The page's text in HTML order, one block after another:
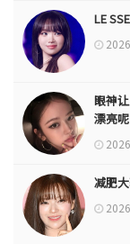
LE
眼神
漂亮呢
减肥